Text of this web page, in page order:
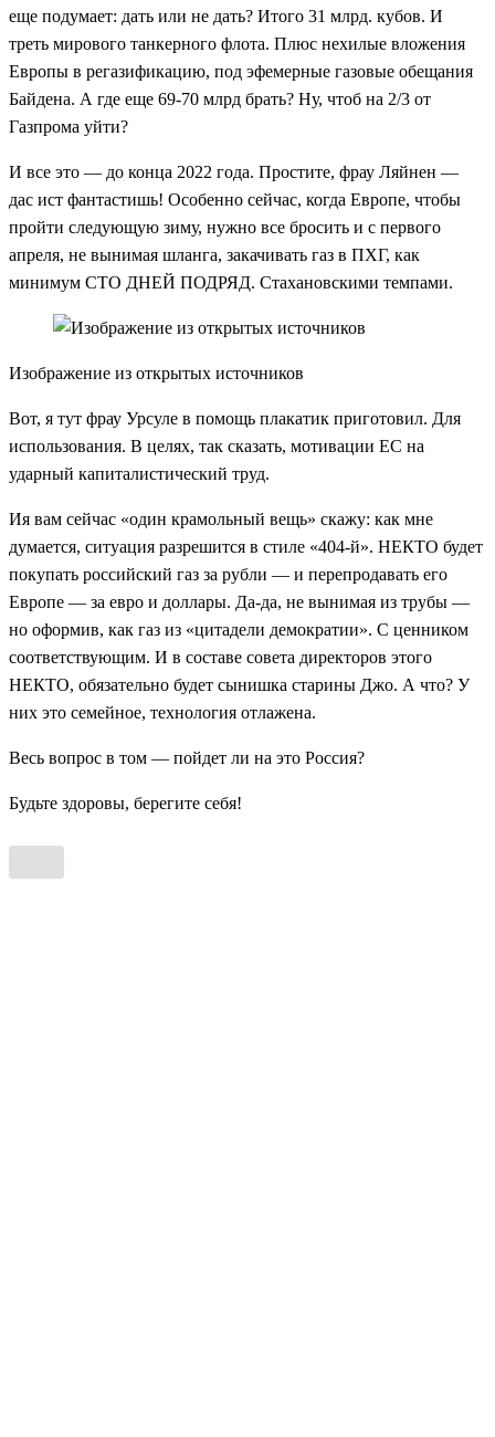
еще подумает: дать или не дать? Итого 31 млрд. кубов. И
треть мирового танкерного флота. Плюс нехилые вложения
Европы в регазификацию, под эфемерные газовые обещания
Байдена. А где еще 69-70 млрд брать? Ну, чтоб на 2/3 от
Газпрома уйти?
И все это — до конца 2022 года. Простите, фрау Ляйнен —
дас ист фантастишь! Особенно сейчас, когда Европе, чтобы
пройти следующую зиму, нужно все бросить и с первого
апреля, не вынимая шланга, закачивать газ в ПХГ, как
минимум СТО ДНЕЙ ПОДРЯД. Стахановскими темпами.
Изображение из открытых источников
Вот, я тут фрау Урсуле в помощь плакатик приготовил. Для
использования. В целях, так сказать, мотивации ЕС на
ударный капиталистический труд.
Ия вам сейчас «один крамольный вещь» скажу: как мне
думается, ситуация разрешится в стиле «404-й». НЕКТО будет
покупать российский газ за рубли — и перепродавать его
Европе — за евро и доллары. Да-да, не вынимая из трубы —
но оформив, как газ из «цитадели демократии». С ценником
соответствующим. И в составе совета директоров этого
НЕКТО, обязательно будет сынишка старины Джо. А что? У
них это семейное, технология отлажена.
Весь вопрос в том — пойдет ли на это Россия?
Будьте здоровы, берегите себя!